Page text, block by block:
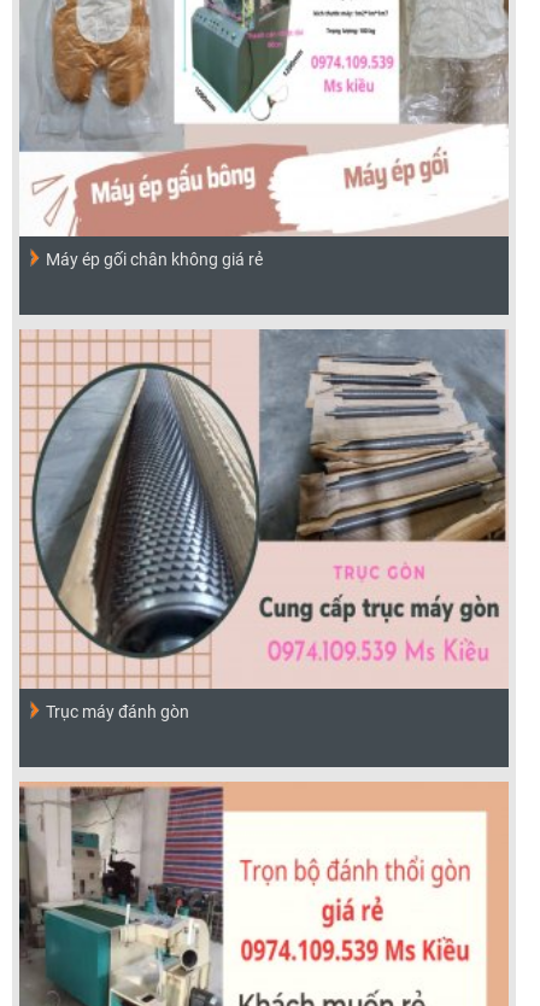
Máy ép gối chân không giá rẻ
Trục máy đánh gòn